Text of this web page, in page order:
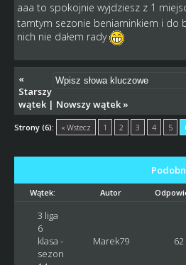
aaa to spokojnie wyjdziesz z 1
tamtym sezonie beniaminkiem i do
nich nie dałem rady
«
Starszy
wątek| Nowszy wątek»
Strony (6): « Wstecz 1 2 3 4 5
Wątek: Autor
3 liga
6
klasa -
sezon
Marek79 62